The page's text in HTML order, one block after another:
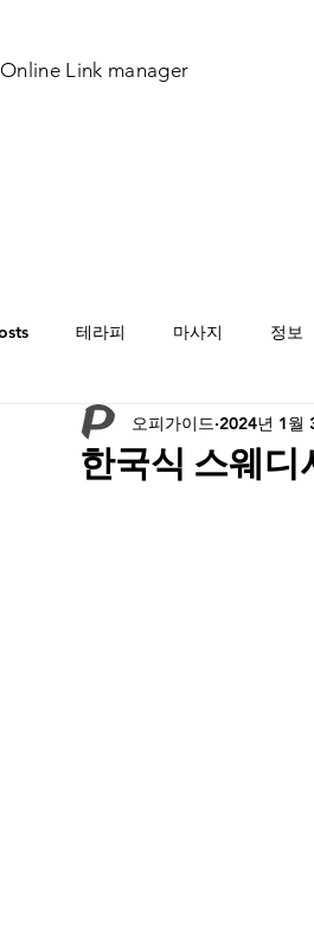
Online Link manager
테라피 마사지 정보
한국식 스웨
오피가이드 2024년 1월